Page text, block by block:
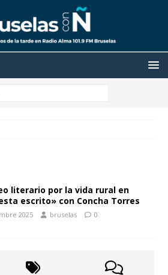
literario por la vida rural en
escrito» con Concha Torres
2025 bruselas 0